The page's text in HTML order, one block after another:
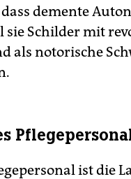
demente
sie Schilder mit
als notorische
ist die